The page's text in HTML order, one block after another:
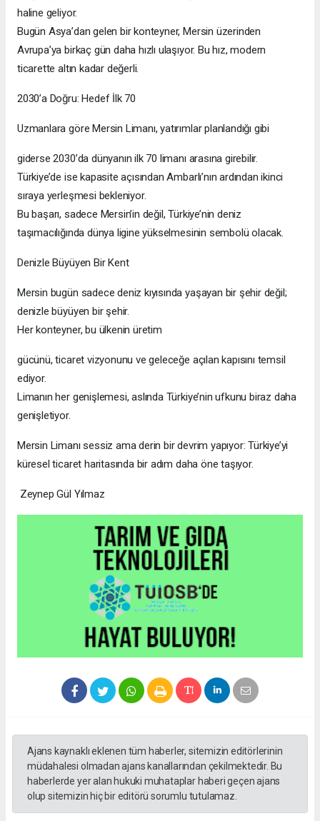
haline geliyor.
Bugün Asya’dan gelen bir konteyner, Mersin üzerinden
Avrupa’ya birkaç gün daha hızlı ulaşıyor. Bu hız, modern
ticarette altın kadar değerli.
2030’a Doğru: Hedef İlk 70
Uzmanlara göre Mersin Limanı, yatırımlar planlandığı gibi
giderse 2030’da dünyanın ilk 70 limanı arasına girebilir.
Türkiye’de ise kapasite açısından Ambarlı’nın ardından ikinci
sıraya yerleşmesi bekleniyor.
Bu başarı, sadece Mersin’in değil, Türkiye’nin deniz
taşımacılığında dünya ligine yükselmesinin sembolü olacak.
Denizle Büyüyen Bir Kent
Mersin bugün sadece deniz kıyısında yaşayan bir şehir değil;
denizle büyüyen bir şehir.
Her konteyner, bu ülkenin üretim
gücünü, ticaret vizyonunu ve geleceğe açılan kapısını temsil
ediyor.
Limanın her genişlemesi, aslında Türkiye’nin ufkunu biraz daha
genişletiyor.
Mersin Limanı sessiz ama derin bir devrim yapıyor: Türkiye’yi
küresel ticaret haritasında bir adım daha öne taşıyor.
Zeynep Gül Yılmaz
Ajans kaynaklı eklenen tüm haberler, sitemizin editörlerinin
müdahalesi olmadan ajans kanallarından çekilmektedir. Bu
haberlerde yer alan hukuki muhataplar haberi geçen ajans
olup sitemizin hiç bir editörü sorumlu tutulamaz.